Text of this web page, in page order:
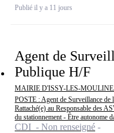
Publié il y a 11 jours
Agent de
Publique H/F
MAIRIE D'ISSY-LES-
POSTE : Agent de Surveillance
Rattaché(e) au Responsable des
du stationnement - Être autonome
CDI - Non renseigné